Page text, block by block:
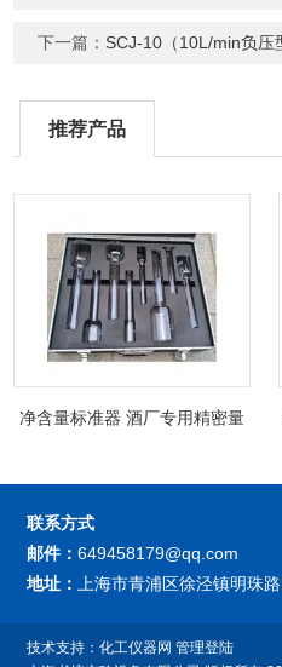
下一篇： SCJ-10（10L/min负压
推荐产品
净含量标准器 酒厂专用精密量
联系方式
邮件：649458179@qq.com
地址：
上海市青浦区徐泾镇明珠
技术支持：化工仪器网 管理登陆